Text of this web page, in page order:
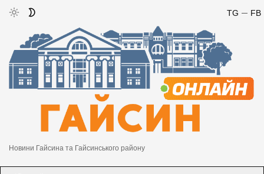
FB
TG
Новини Гайсина та Гайсинського району